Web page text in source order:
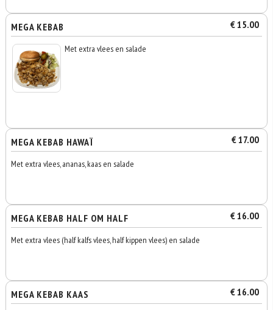
MEGA KEBAB € 15.00
Met extra vlees en salade
MEGA KEBAB HAWAÏ € 17.00
Met extra vlees, ananas, kaas en salade
MEGA KEBAB HALF OM HALF € 16.00
Met extra vlees (half kalfs vlees, half kippen vlees) en salade
MEGA KEBAB KAAS € 16.00